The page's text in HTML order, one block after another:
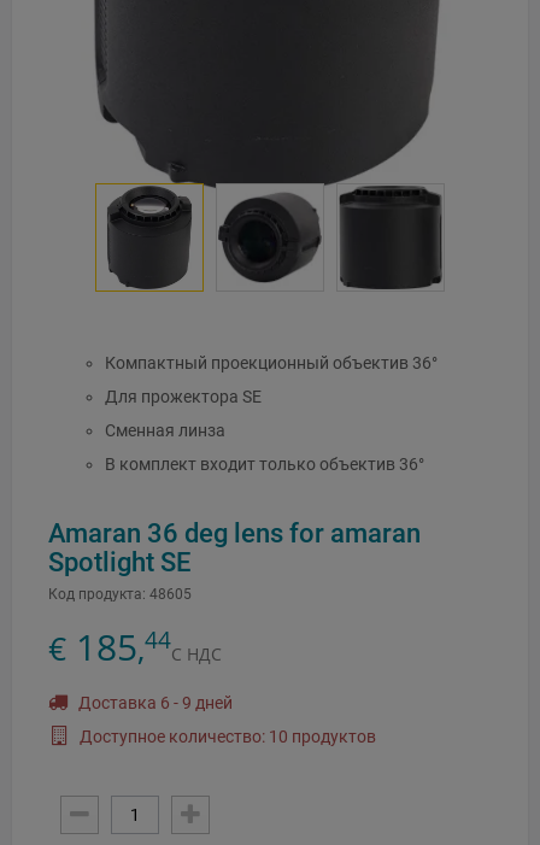
Компактный проекционный объектив 36°
Для прожектора SE
Сменная линза
В комплект входит только объектив 36°
Amaran 36 deg lens for amaran
Spotlight SE
Код продукта: 48605
€ 185,44С НДС
Доставка 6 - 9 дней
Доступное количество: 10 продуктов